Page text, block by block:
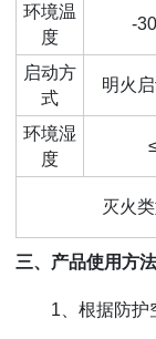
环境温
度
-
启动方
式
明火
环境湿
度
灭火
三、产品使用方
1、根据防护